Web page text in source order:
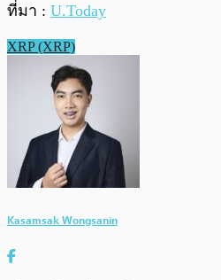
ที่มา : U.Today
XRP (XRP)
Kasamsak Wongsanin